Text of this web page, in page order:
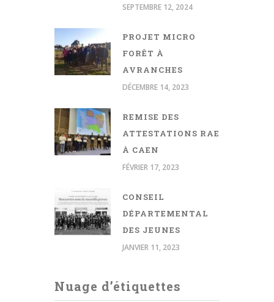
SEPTEMBRE 12, 2024
PROJET MICRO
FORÊT À
AVRANCHES
DÉCEMBRE 14, 2023
REMISE DES
ATTESTATIONS RAE
À CAEN
FÉVRIER 17, 2023
CONSEIL
DÉPARTEMENTAL
DES JEUNES
JANVIER 11, 2023
Nuage d’étiquettes